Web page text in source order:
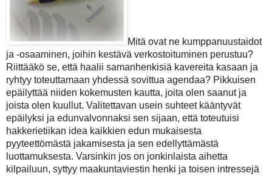
Mitä ovat ne kumppanuustaidot
ja -osaaminen, joihin kestävä verkostoituminen perustuu?
Riittääkö se, että haalii samanhenkisiä kavereita kasaan ja
ryhtyy toteuttamaan yhdessä sovittua agendaa? Pikkuisen
epäilyttää niiden kokemusten kautta, joita olen saanut ja
joista olen kuullut. Valitettavan usein suhteet kääntyvät
epäilyksi ja edunvalvonnaksi sen sijaan, että toteutuisi
hakkerietiikan idea kaikkien edun mukaisesta
pyyteettömästä jakamisesta ja sen edellyttämästä
luottamuksesta. Varsinkin jos on jonkinlaista aihetta
kilpailuun, syttyy maakuntaviestin henki ja toisen intressejä